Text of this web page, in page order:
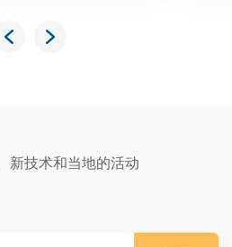
新技术和当地的活动